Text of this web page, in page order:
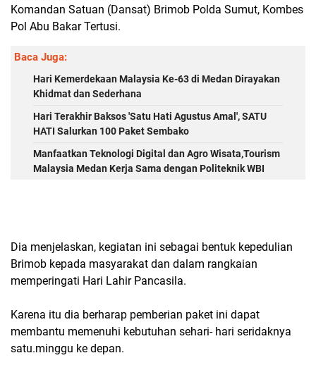
Komandan Satuan (Dansat) Brimob Polda Sumut, Kombes
Pol Abu Bakar Tertusi.
Baca Juga:
Hari Kemerdekaan Malaysia Ke-63 di Medan Dirayakan
Khidmat dan Sederhana
Hari Terakhir Baksos 'Satu Hati Agustus Amal', SATU
HATI Salurkan 100 Paket Sembako
Manfaatkan Teknologi Digital dan Agro Wisata,Tourism
Malaysia Medan Kerja Sama dengan Politeknik WBI
Dia menjelaskan, kegiatan ini sebagai bentuk kepedulian
Brimob kepada masyarakat dan dalam rangkaian
memperingati Hari Lahir Pancasila.
Karena itu dia berharap pemberian paket ini dapat
membantu memenuhi kebutuhan sehari- hari seridaknya
satu.minggu ke depan.